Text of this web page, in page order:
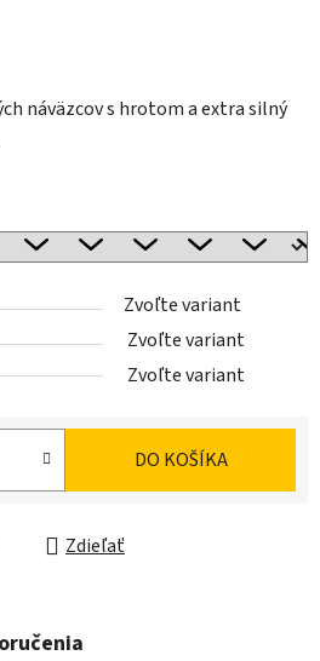
náväzcov s hrotom a extra silný
Zvoľte variant
Zvoľte variant
Zvoľte variant
DO KOŠÍKA
Zdieľať